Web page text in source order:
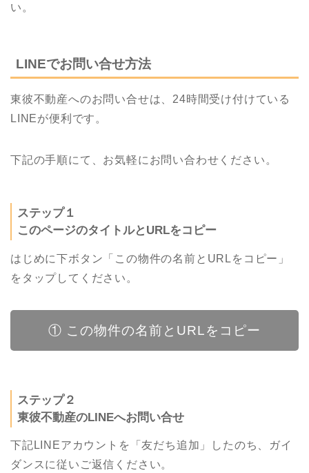
い。
LINEでお問い合せ方法
東彼不動産へのお問い合せは、24時間受け付けている
LINEが便利です。
下記の手順にて、お気軽にお問い合わせください。
ステップ１
このページのタイトルとURLをコピー
はじめに下ボタン「この物件の名前とURLをコピー」
をタップしてください。
① この物件の名前とURLをコピー
ステップ２
東彼不動産のLINEへお問い合せ
下記LINEアカウントを「友だち追加」したのち、ガイ
ダンスに従いご返信ください。